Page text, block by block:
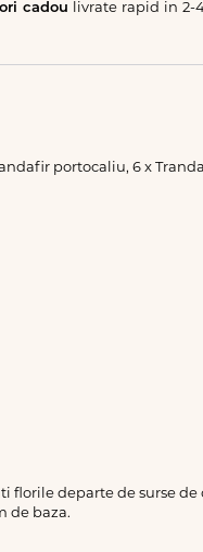
cadou
livrate rapid in 2-
portocaliu, 6 x
florile departe de surse de
de baza.